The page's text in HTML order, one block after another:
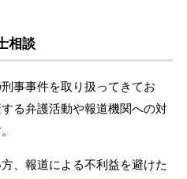
相談
事事件を取り扱ってきてお
る弁護活動や報道機関への対
、報道による不利益を避けた